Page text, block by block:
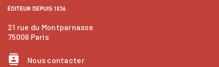
21 rue du Montparnasse
75006 Paris
contacts Nous contacter